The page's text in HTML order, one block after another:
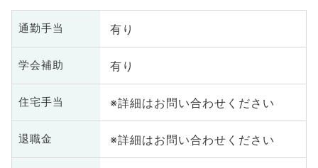
通勤手当 有り
学会補助 有り
住宅手当 ※詳細はお問い合わせください
退職金 ※詳細はお問い合わせください